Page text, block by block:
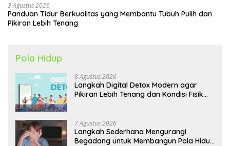
3 Agustus 2026
Panduan Tidur Berkualitas yang Membantu Tubuh Pulih dan
Pikiran Lebih Tenang
Pola Hidup
8 Agustus 2026
Langkah Digital Detox Modern agar
Pikiran Lebih Tenang dan Kondisi Fisik
7 Agustus 2026
Langkah Sederhana Mengurangi
Begadang untuk Membangun Pola Hidup